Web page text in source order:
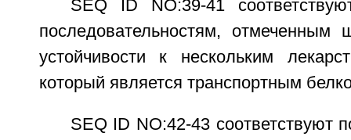
SEQ ID NO:39-41
последовательностям, отмеченным
устойчивости к нескольким
который является транспортным
SEQ ID NO:42-43 соответствуют